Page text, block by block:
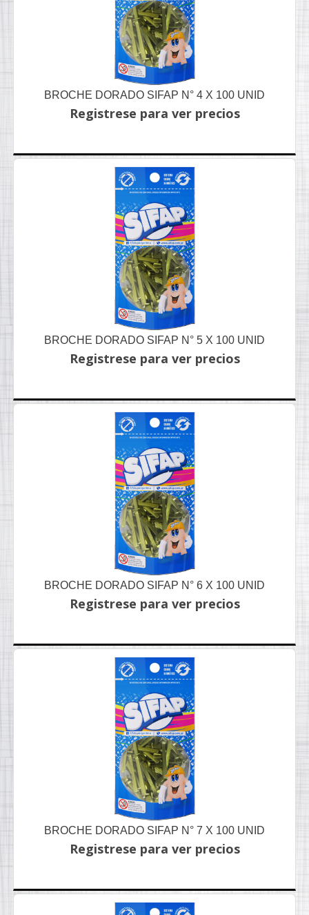
BROCHE DORADO SIFAP N° 4 X 100 UNID
Registrese para ver precios
BROCHE DORADO SIFAP N° 5 X 100 UNID
Registrese para ver precios
BROCHE DORADO SIFAP N° 6 X 100 UNID
Registrese para ver precios
BROCHE DORADO SIFAP N° 7 X 100 UNID
Registrese para ver precios